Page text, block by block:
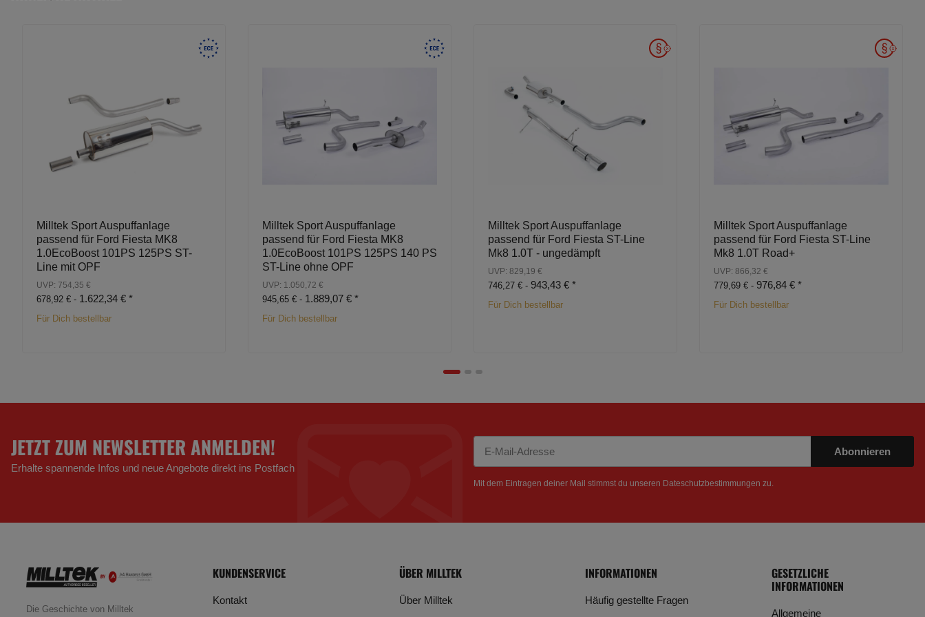
Milltek Sport Auspuffanlage
passend für Ford Fiesta MK8
1.0EcoBoost 101PS 125PS ST-
Line mit OPF
UVP: 754,35 €
678,92 € - 1.622,34 € *
Für Dich bestellbar
Milltek Sport Auspuffanlage
passend für Ford Fiesta MK8
1.0EcoBoost 101PS 125PS 140 PS
ST-Line ohne OPF
UVP: 1.050,72 €
945,65 € - 1.889,07 € *
Für Dich bestellbar
Milltek Sport Auspuffanlage
passend für Ford Fiesta ST-Line
Mk8 1.0T - ungedämpft
UVP: 829,19 €
746,27 € - 943,43 € *
Für Dich bestellbar
Milltek Sport Auspuffanlage
passend für Ford Fiesta ST-Line
Mk8 1.0T Road+
UVP: 866,32 €
779,69 € - 976,84 € *
Für Dich bestellbar
JETZT ZUM NEWSLETTER ANMELDEN!
Erhalte spannende Infos und neue Angebote direkt ins Postfach
Abonnieren
Mit dem Eintragen deiner Mail stimmst du unseren Dateschutzbestimmungen zu.
Die Geschichte von Milltek
KUNDENSERVICE
Kontakt
ÜBER MILLTEK
Über Milltek
INFORMATIONEN
Häufig gestellte Fragen
GESETZLICHE
INFORMATIONEN
Allgemeine